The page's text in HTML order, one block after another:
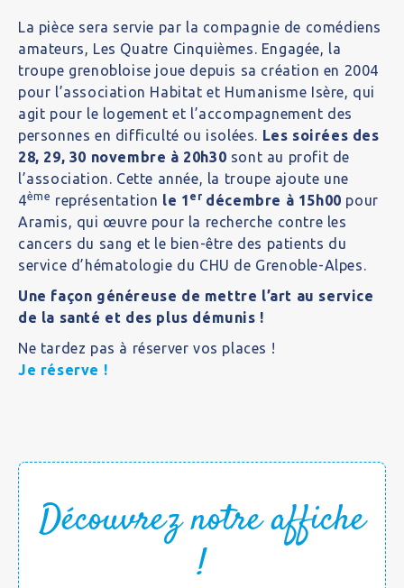
La pièce sera servie par la compagnie de comédiens
amateurs, Les Quatre Cinquièmes. Engagée, la
troupe grenobloise joue depuis sa création en 2004
pour l’association Habitat et Humanisme Isère, qui
agit pour le logement et l’accompagnement des
personnes en difficulté ou isolées. Les soirées des
28, 29, 30 novembre à 20h30 sont au profit de
l’association. Cette année, la troupe ajoute une
4ème représentation le 1 er décembre à 15h00 pour
Aramis, qui œuvre pour la recherche contre les
cancers du sang et le bien-être des patients du
service d’hématologie du CHU de Grenoble-Alpes.
Une façon généreuse de mettre l’art au service
de la santé et des plus démunis !
Ne tardez pas à réserver vos places !
Je réserve !
Découvrez notre affiche
!